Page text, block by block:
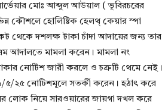
মোঃ আব্দুল আউয়াল ( ভূবিরচরের
কৌশলে হোলিষ্টিক হেলথ্ কেয়ার স্পা
থেকে দশলক্ষ টাকা চাঁদা আদায়ের জন্য তার
আদালতে মামলা করেন। মামলা নং
নোটিশ জারী করলে ও চক্রটি থেমে নেই।
৫/২৫ নোটিশমূলে সতর্কী করেন। হঠাৎ করে
লোক নিয়ে সারওয়ারের জায়গা দখল করে